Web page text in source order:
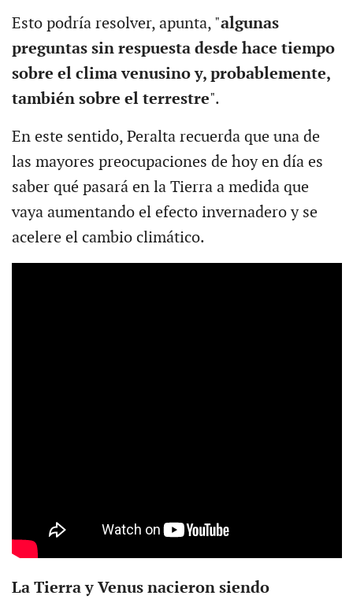
Esto podría resolver, apunta, "algunas
preguntas sin respuesta desde hace tiempo
sobre el clima venusino y, probablemente,
también sobre el terrestre".
En este sentido, Peralta recuerda que una de
las mayores preocupaciones de hoy en día es
saber qué pasará en la Tierra a medida que
vaya aumentando el efecto invernadero y se
acelere el cambio climático.
La Tierra y Venus nacieron siendo